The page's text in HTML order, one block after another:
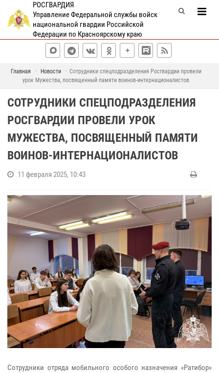
РОСГВАРДИЯ
Управление Федеральной службы войск
национальной гвардии Российской
Федерации по Красноярскому краю
Главная Новости
Сотрудники спецподразделения Росгвардии провели
урок Мужества, посвященный памяти воинов-интернационалистов
СОТРУДНИКИ СПЕЦПОДРАЗДЕЛЕНИЯ
РОСГВАРДИИ ПРОВЕЛИ УРОК
МУЖЕСТВА, ПОСВЯЩЕННЫЙ ПАМЯТИ
ВОИНОВ-ИНТЕРНАЦИОНАЛИСТОВ
11 февраля 2025, 10:43
Сотрудники отряда мобильного особого назначения «Ратибор»